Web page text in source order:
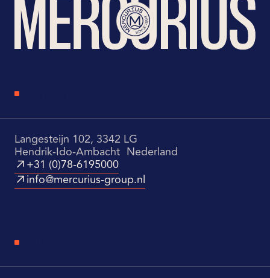
Langesteijn 102, 3342 LG
Hendrik-Ido-Ambacht Nederland
+31 (0)78-6195000
info@mercurius-group.nl